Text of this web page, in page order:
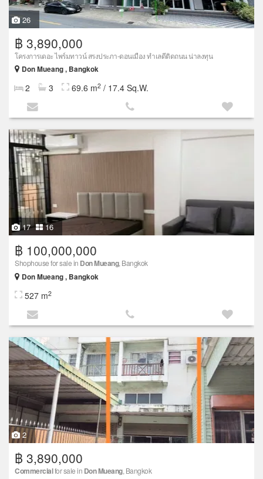
26
฿ 3,890,000
โครงการเดอะ ไพร์มทาวน์ สรงประภา-ดอนเมือง ทำเลดีติดถนน น่าลงทุน
Don Mueang , Bangkok
2 3 69.6 m2 / 17.4 Sq.W.
17 16
฿ 100,000,000
Shophouse for sale in Don Mueang, Bangkok
Don Mueang , Bangkok
527 m2
2
฿ 3,890,000
Commercialfor sale in Don Mueang, Bangkok